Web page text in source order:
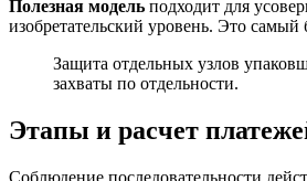
Полезная модель подходит для
изобретательский уровень. Это
Защита отдельных узлов
захваты по отдельности.
Этапы и расчет
Соблюдение последовательности